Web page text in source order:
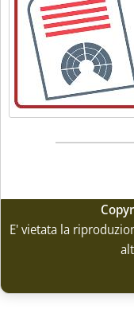
Lista allegati
E' vietata la